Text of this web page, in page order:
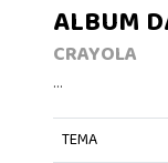
ALBUM
CRAYOLA
…
TEMA